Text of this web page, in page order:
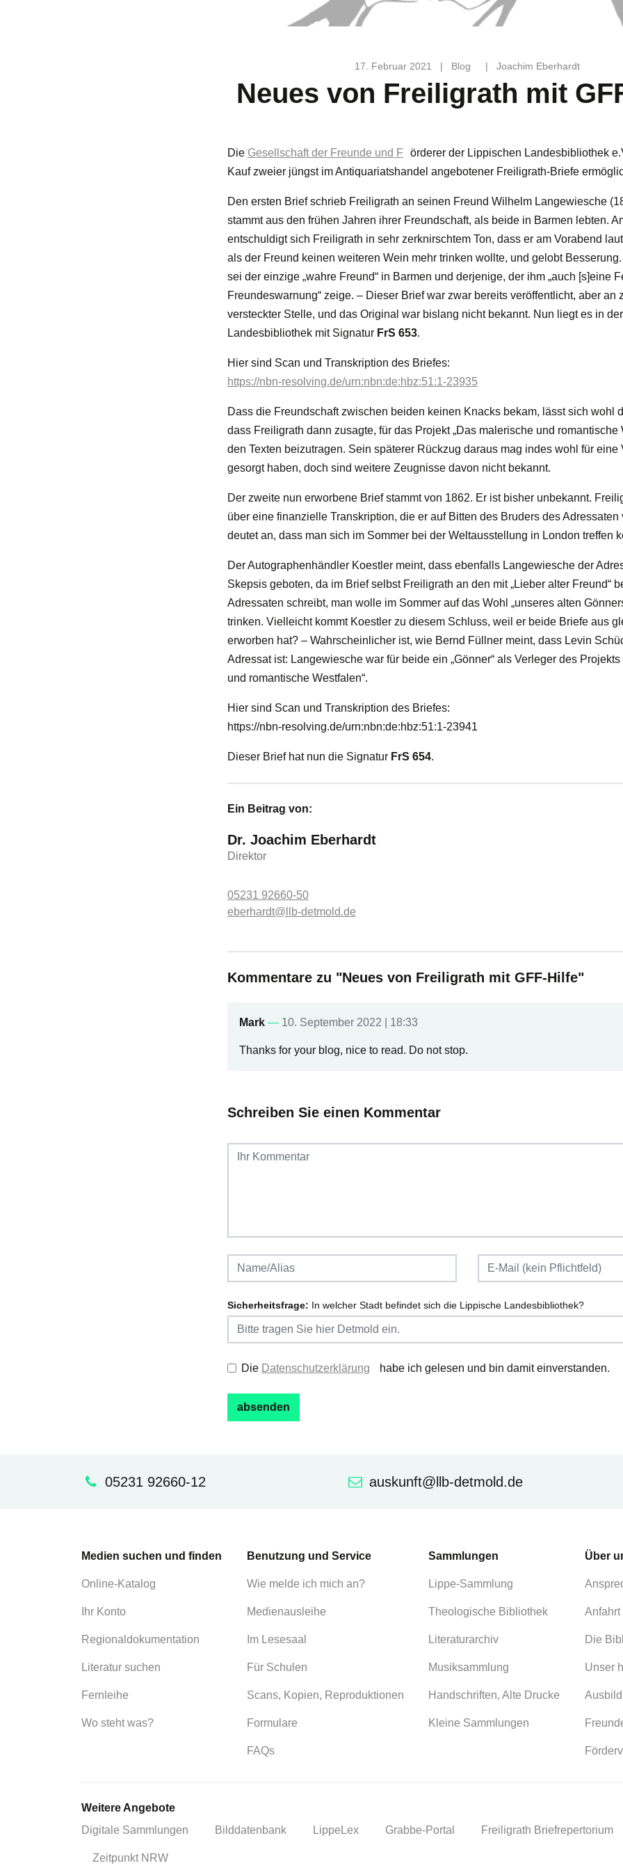
17. Februar 2021 Blog Joachim Eberhardt
Neues von Freiligrath mit
Die Gesellschaft der Freunde und F
örderer der Lippischen Landesbibliothek
Kauf zweier jüngst im Antiquariatshandel angebotener Freiligrath-Briefe
Den ersten Brief schrieb Freiligrath an seinen Freund Wilhelm Langewiesche
stammt aus den frühen Jahren ihrer Freundschaft, als beide in Barmen lebten.
entschuldigt sich Freiligrath in sehr zerknirschtem Ton, dass er am Vorabend
als der Freund keinen weiteren Wein mehr trinken wollte, und gelobt
sei der einzige „wahre Freund“ in Barmen und derjenige, der ihm „auch [s]eine
Freundeswarnung“ zeige. – Dieser Brief war zwar bereits veröffentlicht, aber an
versteckter Stelle, und das Original war bislang nicht bekannt. Nun liegt es in der
Landesbibliothek mit Signatur FrS 653.
Hier sind Scan und Transkription des Briefes:
https://nbn-resolving.de/urn:nbn:de:hbz:51:1-23935
Dass die Freundschaft zwischen beiden keinen Knacks bekam, lässt sich wohl
dass Freiligrath dann zusagte, für das Projekt „Das malerische und romantische
den Texten beizutragen. Sein späterer Rückzug daraus mag indes wohl für eine
gesorgt haben, doch sind weitere Zeugnisse davon nicht bekannt.
Der zweite nun erworbene Brief stammt von 1862. Er ist bisher unbekannt.
über eine finanzielle Transkription, die er auf Bitten des Bruders des Adressaten
deutet an, dass man sich im Sommer bei der Weltausstellung in London treffen
Der Autographenhändler Koestler meint, dass ebenfalls Langewiesche der
Skepsis geboten, da im Brief selbst Freiligrath an den mit „Lieber alter Freund“
Adressaten schreibt, man wolle im Sommer auf das Wohl „unseres alten
trinken. Vielleicht kommt Koestler zu diesem Schluss, weil er beide Briefe aus
erworben hat? – Wahrscheinlicher ist, wie Bernd Füllner meint, dass Levin
Adressat ist: Langewiesche war für beide ein „Gönner“ als Verleger des
und romantische Westfalen“.
Hier sind Scan und Transkription des Briefes:
https://nbn-resolving.de/urn:nbn:de:hbz:51:1-23941
Dieser Brief hat nun die Signatur FrS 654.
Ein Beitrag von:
Dr. Joachim Eberhardt
Direktor
05231 92660-50
eberhardt@llb-detmold.de
Kommentare zu "Neues von Freiligrath mit GFF-Hilfe"
Mark — 10. September 2022 | 18:33
Thanks for your blog, nice to read. Do not stop.
Schreiben Sie einen Kommentar
Sicherheitsfrage: In welcher Stadt befindet sich die Lippische Landesbibliothek?
Die Datenschutzerklärung habe ich gelesen und bin damit einverstanden.
05231 92660-12 auskunft@llb-detmold.de
Medien suchen und finden
Online-Katalog
Ihr Konto
Regionaldokumentation
Literatur suchen
Fernleihe
Wo steht was?
Benutzung und Service
Wie melde ich mich an?
Medienausleihe
Im Lesesaal
Für Schulen
Scans, Kopien, Reproduktionen
Formulare
FAQs
Sammlungen
Lippe-Sammlung
Theologische Bibliothek
Literaturarchiv
Musiksammlung
Handschriften, Alte Drucke
Kleine Sammlungen
Über
Anfahrt
Die
Unser
Weitere Angebote
Digitale Sammlungen
Bilddatenbank LippeLex Grabbe-Portal Freiligrath Briefrepertorium
Zeitpunkt NRW